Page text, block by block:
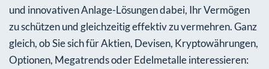
und innovativen Anlage-Lösungen dabei, Ihr Vermögen
zu schützen und gleichzeitig effektiv zu vermehren. Ganz
gleich, ob Sie sich für Aktien, Devisen, Kryptowährungen,
Optionen, Megatrends oder Edelmetalle interessieren: